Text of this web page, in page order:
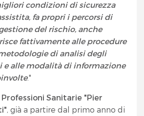
condizioni di sicurezza
fa propri i percorsi di
del rischio, anche
fattivamente alle procedure
di analisi degli
e alle modalità di informazione
."
Sanitarie "Pier
, già a partire dal primo anno di